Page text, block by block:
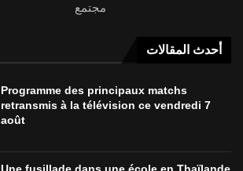
مجتمع
أحدث المقالات
Programme des principaux matchs
retransmis à la télévision ce vendredi 7
août